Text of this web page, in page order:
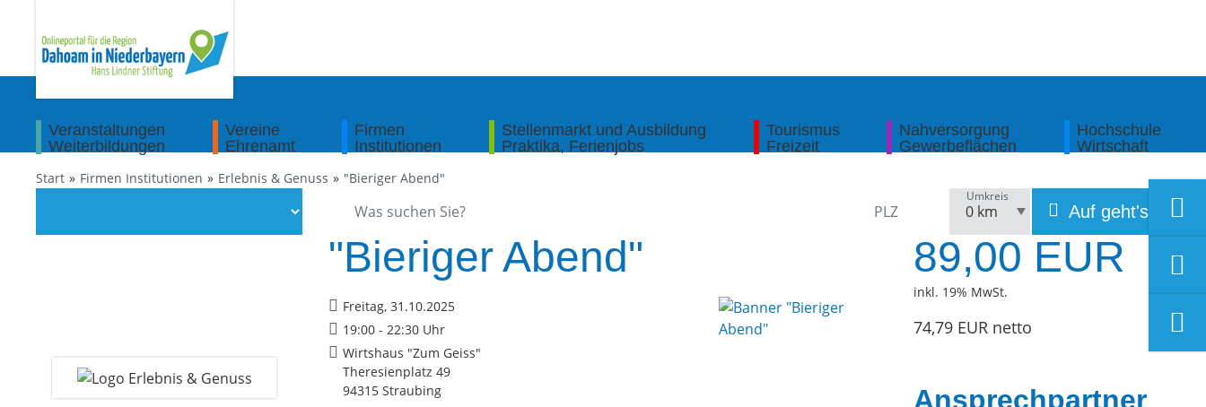
Veranstaltungen
Weiterbildungen
Vereine
Ehrenamt
Firmen
Institutionen
Stellenmarkt und Ausbildung
Praktika, Ferienjobs
Tourismus
Freizeit
Nahversorgung
Gewerbeflächen
Hochschule
Wirtschaft
Umkreis
Auf geht's!
Start Firmen Institutionen Erlebnis & Genuss "Bieriger Abend"
"Bieriger Abend"
Freitag, 31.10.2025
19:00 - 22:30 Uhr
Wirtshaus "Zum Geiss"
Theresienplatz 49
94315 Straubing
89,00 EUR
inkl. 19% MwSt.
74,79 EUR netto
Ansprechpartner